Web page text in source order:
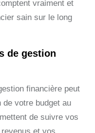
vraiment et
sain sur le long
de gestion
financière peut
votre budget au
de suivre vos
et vos